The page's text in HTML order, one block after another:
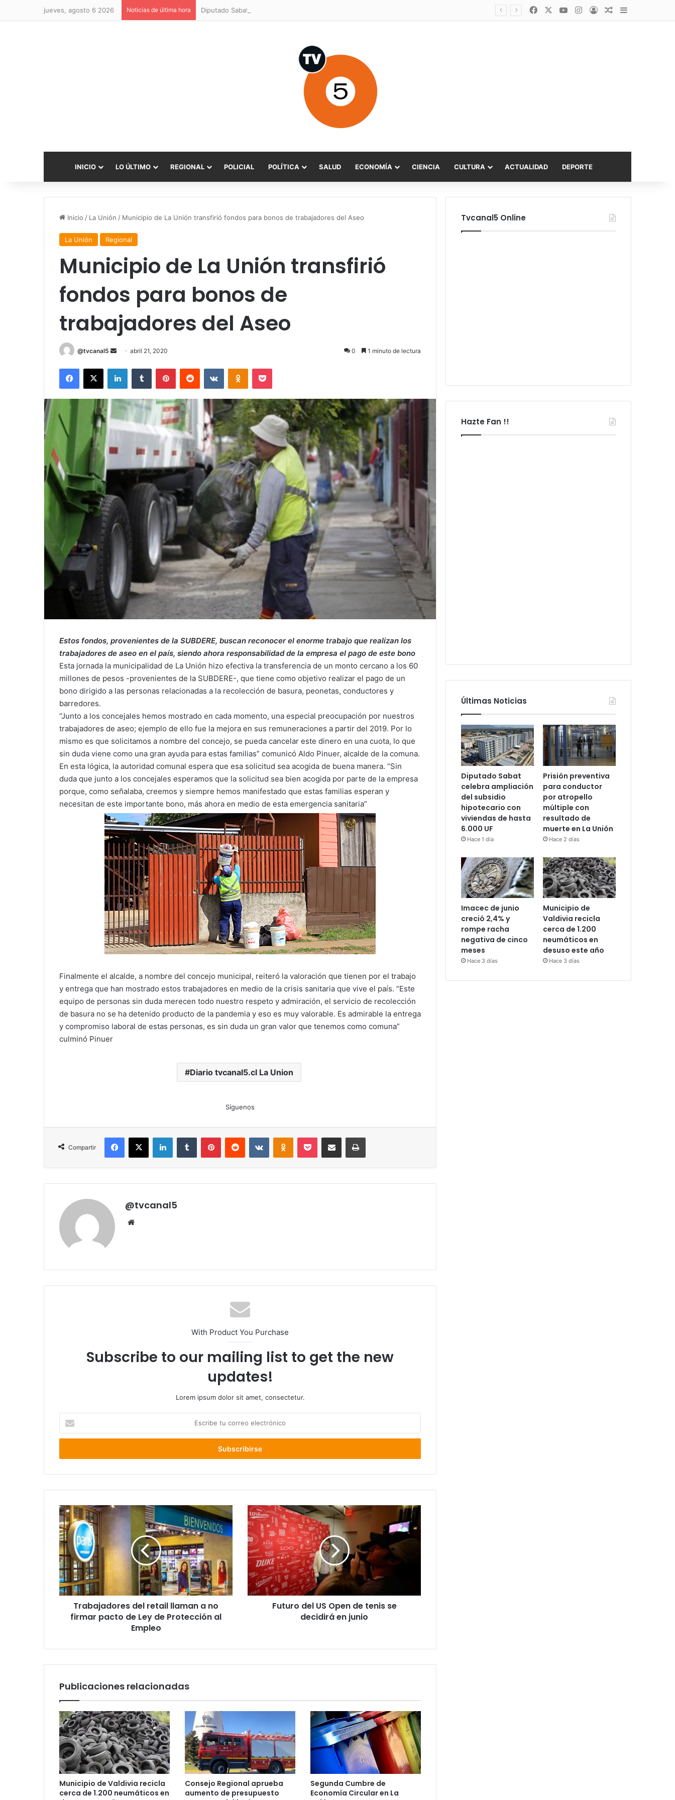
jueves, agosto 6 2026 Noticias de última hora Diputado Sabat celebra ampliación del subsidio hipotecario con viviendas de hasta 6.000 UF FacebookYouTubeInstagram
AccesoPublicación al
Barra lateral
INICIO LO ÚLTIMO REGIONAL POLICIAL POLÍTICA SALUD ECONOMÍA CIENCIA CULTURA ACTUALIDAD DEPORTE
Inicio / La Unión / Municipio de La Unión transfirió fondos para bonos de trabajadores del Aseo
La Unión Regional
Municipio de La Unión transfirió
fondos para bonos de
trabajadores del Aseo
@tvcanal5
Send
email
abril 21, 2020 0 1 minuto de lectura
Facebook
X LinkedInTumblr PinterestReddit VKontakteOdnoklassniki
Pocket
Estos fondos, provenientes de la SUBDERE, buscan reconocer el enorme trabajo que realizan los
trabajadores de aseo en el país, siendo ahora responsabilidad de la empresa el pago de este bono
Esta jornada la municipalidad de La Unión hizo efectiva la transferencia de un monto cercano a los 60
millones de pesos -provenientes de la SUBDERE-, que tiene como objetivo realizar el pago de un
bono dirigido a las personas relacionadas a la recolección de basura, peonetas, conductores y
barredores.
“Junto a los concejales hemos mostrado en cada momento, una especial preocupación por nuestros
trabajadores de aseo; ejemplo de ello fue la mejora en sus remuneraciones a partir del 2019. Por lo
mismo es que solicitamos a nombre del concejo, se pueda cancelar este dinero en una cuota, lo que
sin duda viene como una gran ayuda para estas familias” comunicó Aldo Pinuer, alcalde de la comuna.
En esta lógica, la autoridad comunal espera que esa solicitud sea acogida de buena manera. “Sin
duda que junto a los concejales esperamos que la solicitud sea bien acogida por parte de la empresa
porque, como señalaba, creemos y siempre hemos manifestado que estas familias esperan y
necesitan de este importante bono, más ahora en medio de esta emergencia sanitaria”
Finalmente el alcalde, a nombre del concejo municipal, reiteró la valoración que tienen por el trabajo
y entrega que han mostrado estos trabajadores en medio de la crisis sanitaria que vive el país. “Este
equipo de personas sin duda merecen todo nuestro respeto y admiración, el servicio de recolección
de basura no se ha detenido producto de la pandemia y eso es muy valorable. Es admirable la entrega
y compromiso laboral de estas personas, es sin duda un gran valor que tenemos como comuna”
culminó Pinuer
Diario tvcanal5.cl La Union
Síguenos
Compartir
Facebook
X LinkedInTumblr PinterestReddit VKontakteOdnoklassniki
Pocket Compartir por correo electrónicoImprimir
@tvcanal5
With Product You Purchase
Subscribe to our mailing list to get the new
updates!
Lorem ipsum dolor sit amet, consectetur.
correo
Trabajadores
del
retail
llaman
a
no
firmar
pacto
de
Empleo
Trabajadores del retail llaman a no
firmar pacto de Ley de Protección al
Empleo
Futuro
del
US
Open
de
tenis
se
decidirá
en
Futuro del US Open de tenis se
decidirá en junio
Publicaciones relacionadas
Municipio de Valdivia recicla
cerca de 1.200 neumáticos en
Consejo Regional aprueba
aumento de presupuesto
Segunda Cumbre de
Economía Circular en La
Tvcanal5 Online
Hazte Fan !!
Últimas Noticias
Diputado Sabat
celebra ampliación
del subsidio
hipotecario con
viviendas de hasta
6.000 UF
Hace 1 día
Prisión preventiva
para conductor
por atropello
múltiple con
resultado de
muerte en La Unión
Hace 2 días
Imacec de junio
creció 2,4% y
rompe racha
negativa de cinco
meses
Hace 3 días
Municipio de
Valdivia recicla
cerca de 1.200
neumáticos en
desuso este año
Hace 3 días